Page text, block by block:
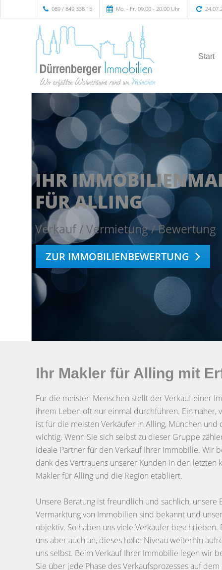
089 / 849 338 15 Mo. - Fr. 09.00 - 20.00 Uhr
Start
IHR
FÜR ALLING
Verkauf / Vermietung / Bewertung
ZUR IMMOBILIENBEWERTUNG
Ihr Makler für Alling mit
Für die meisten Menschen stellt der Verkauf einer
ihrem Leben oft nur einmal durchführen. Ein naher,
ist für die meisten Verkäufer in Alling, München
wichtig. Wenn Sie sich selbst zu dieser Gruppe
ideale Partner für den Verkauf Ihrer Immobilie. Wir
dank des Vertrauens unserer Kunden in den letzten
Makler für Alling und die Region etabliert.
Unsere Beratung ist freundlich und sachlich, unsere
Vermarktung von Immobilien sind bekannt und
objektiv. So haben uns viele Verkäufer
uns aber auch an, dieses hohe Niveau weiterhin
uns selbst. Beim Verkauf Ihrer Immobilie legen wir
Sie über jede Phase des Verkaufsprozesses auf